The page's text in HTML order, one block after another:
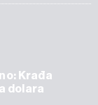
Krađa
dolara